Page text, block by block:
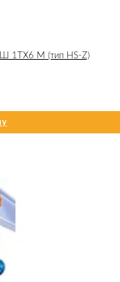
1ТХ6 М (тип HS-Z)